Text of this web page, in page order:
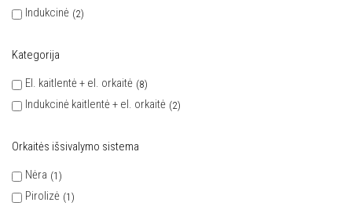
Indukcinė 2
Kategorija
El. kaitlentė + el. orkaitė 8
Indukcinė kaitlentė + el. orkaitė 2
Orkaitės išsivalymo sistema
Nėra
1
Pirolizė 1